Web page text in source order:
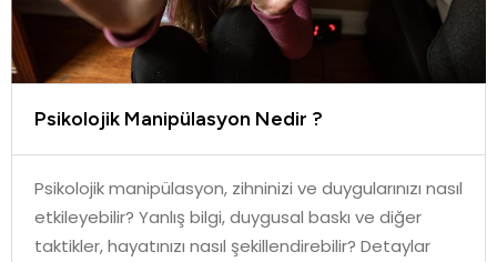
Psikolojik Manipülasyon Nedir ?
Psikolojik manipülasyon, zihninizi ve duygularınızı nasıl
etkileyebilir? Yanlış bilgi, duygusal baskı ve diğer
taktikler, hayatınızı nasıl şekillendirebilir? Detaylar